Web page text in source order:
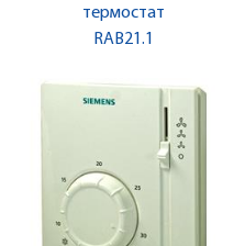
термостат
RAB21.1